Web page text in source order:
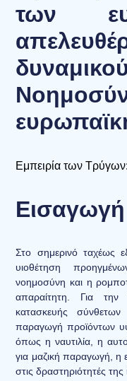
των
Εμπειρία των Τρύγων:
Εισαγωγή
Στο σημερινό ταχέως
υιοθέτηση
νοημοσύνη και η
απαραίτητη. Για την
κατασκευής σύνθετων
παραγωγή προϊόντων
όπως η ναυτιλία, η
για μαζική παραγωγή,
στις δραστηριότητές της